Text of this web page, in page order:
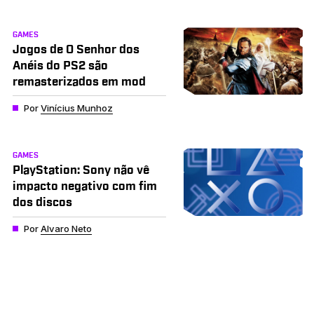
GAMES
Jogos de O Senhor dos
Anéis do PS2 são
remasterizados em mod
PorVinícius Munhoz
GAMES
PlayStation: Sony não vê
impacto negativo com fim
dos discos
PorAlvaro Neto